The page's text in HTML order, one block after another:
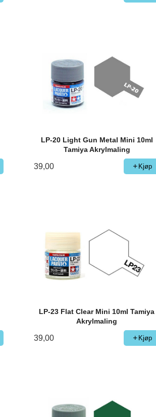
LP-20 Light Gun Metal Mini 10ml
Tamiya Akrylmaling
39,00 Kjøp
LP-23 Flat Clear Mini 10ml Tamiya
Akrylmaling
39,00 Kjøp